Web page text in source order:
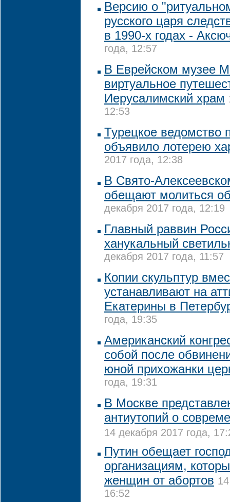
Версию о
русского царя
в 1990-х годах -
года, 12:57
В Еврейском музее
виртуальное
Иерусалимский храм
12:53
Турецкое ведомство
объявило лотерею
2017 года, 12:38
В Свято-
обещают молиться
декабря 2017 года, 12:19
Главный раввин
ханукальный
декабря 2017 года, 11:57
Копии скульптур
устанавливают на
Екатерины в
года, 19:35
Американский
собой после
юной прихожанки
года, 19:31
В Москве
антиутопий о
14 декабря 2017 года,
Путин обещает
организациям,
женщин от абортов
16:52